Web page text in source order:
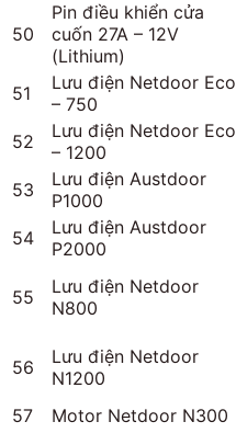
50
Pin điều khiển cửa
cuốn 27A – 12V
(Lithium)
51
Lưu điện Netdoor Eco
– 750
52
Lưu điện Netdoor Eco
– 1200
53
Lưu điện Austdoor
P1000
54
Lưu điện Austdoor
P2000
55
Lưu điện Netdoor
N800
56
Lưu điện Netdoor
N1200
57
Motor Netdoor N300